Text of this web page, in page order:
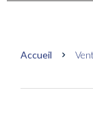
Accueil